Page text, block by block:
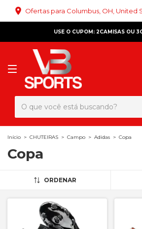
Ofertas para Columbus, OH, United
USE O CUPOM: 2CAMISAS OU
Início > CHUTEIRAS > Campo > Adidas > Copa
Copa
ORDENAR